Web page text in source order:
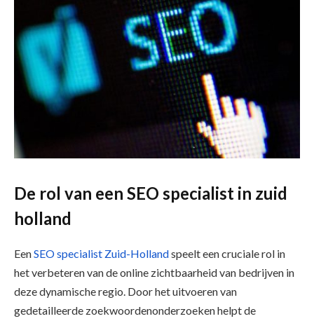
De rol van een SEO specialist in zuid
holland
EenSEO specialist Zuid-Hollandspeelt een cruciale rol in
het verbeteren van de online zichtbaarheid van bedrijven in
deze dynamische regio. Door het uitvoeren van
gedetailleerde zoekwoordenonderzoeken helpt de